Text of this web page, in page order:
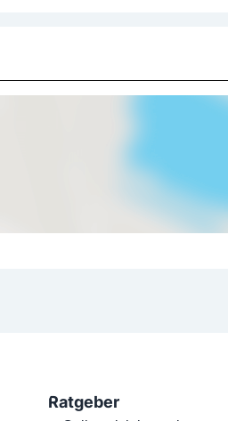
Ratgeber